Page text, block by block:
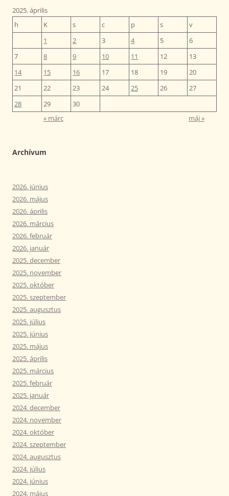
2025. április
h
K s c p s
v
1
2 3 4 5
6
7
8 9 10 11 12
13
14
15 16 17 18 19
20
21
22 23 24 25 26
27
28
29
30
« márc
máj »
Archívum
2026. június
2026. május
2026. április
2026. március
2026. február
2026. január
2025. december
2025. november
2025. október
2025. szeptember
2025. augusztus
2025. július
2025. június
2025. május
2025. április
2025. március
2025. február
2025. január
2024. december
2024. november
2024. október
2024. szeptember
2024. augusztus
2024. július
2024. június
2024. május